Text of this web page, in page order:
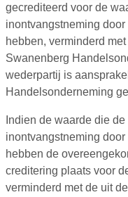
gecrediteerd voor de
inontvangstneming
hebben, verminderd
Swanenberg
wederpartij is
Handelsonderneming
Indien de waarde die
inontvangstneming
hebben de
creditering plaats voor
verminderd met de uit